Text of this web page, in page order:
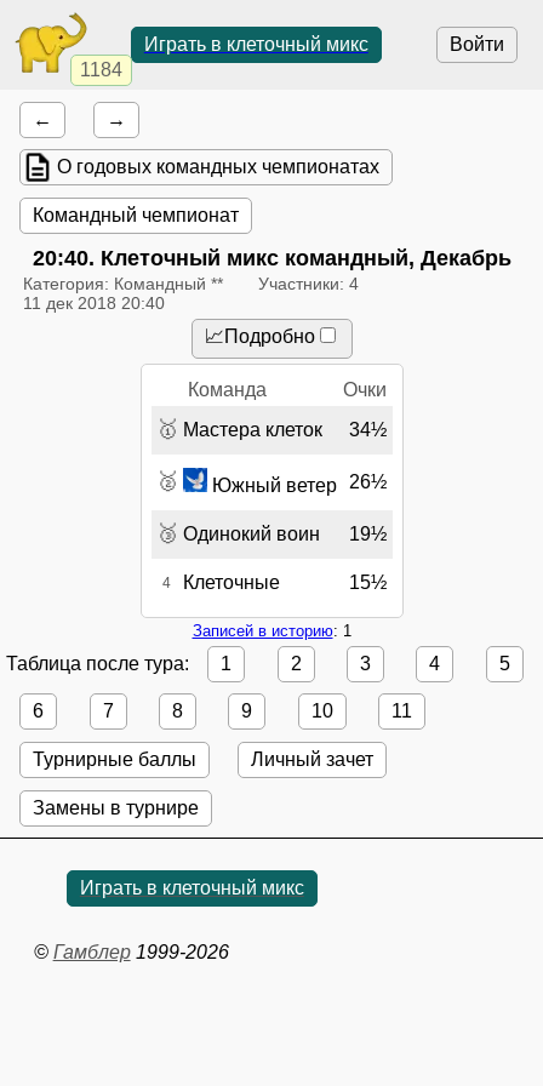
1184
Войти
Играть в клеточный микс
← →
О годовых командных чемпионатах
Командный чемпионат
20:40. Клеточный микс командный, Декабрь
Категория: Командный **
Участники: 4
11 дек 2018 20:40
📈Подробно
Команда Очки
🥇 Мастера клеток 34½
🥈 Южный ветер 26½
🥉 Одинокий воин 19½
4 Клеточные 15½
Записей в историю: 1
Таблица после тура: 1 2 3 4 5
6 7 8 9 10 11
Турнирные баллы Личный зачет
Замены в турнире
Играть в клеточный микс
© Гамблер1999-2026